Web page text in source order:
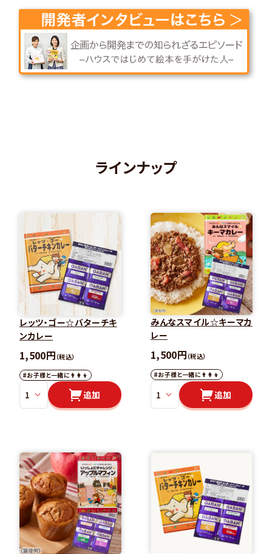
ラインナップ
レッツ・ゴー☆バターチキ
ンカレー
1,500円（税込）
#お子様と一緒に👨‍👩‍👦
追加
みんなスマイル☆キーマカ
レー
1,500円（税込）
#お子様と一緒に👨‍👩‍👦
追加